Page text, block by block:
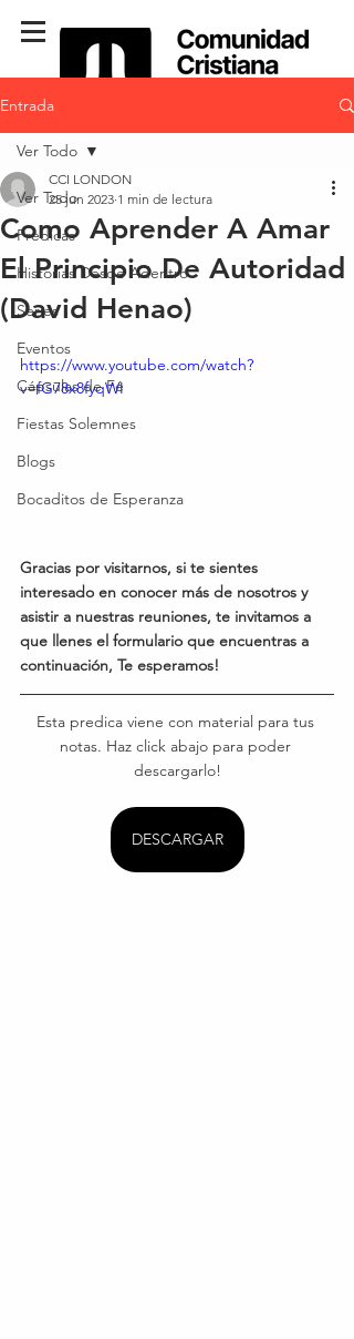
Entrada
Ver Todo
Predicas
Historias Desde Adentro
Series
Eventos
Cápsulas de Fé
Fiestas Solemnes
Blogs
Bocaditos de Esperanza
Ver Todo
Como Aprender A Amar
El Principio De Autoridad
(David Henao)
CCI LONDON
25 jun 2023 1 min de lectura
https://www.youtube.com/watch?
v=fG78x8fyqWI
Gracias por visitarnos, si te sientes
interesado en conocer más de nosotros y
asistir a nuestras reuniones, te invitamos a
que llenes el formulario que encuentras a
continuación, Te esperamos!
Esta predica viene con material para tus
notas. Haz click abajo para poder
descargarlo!
DESCARGAR